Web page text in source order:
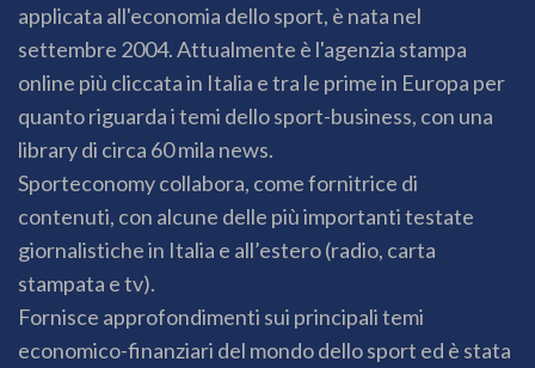
applicata all'economia dello sport, è nata nel
settembre 2004. Attualmente è l'agenzia stampa
online più cliccata in Italia e tra le prime in Europa per
quanto riguarda i temi dello sport-business, con una
library di circa 60 mila news.
Sporteconomy collabora, come fornitrice di
contenuti, con alcune delle più importanti testate
giornalistiche in Italia e all’estero (radio, carta
stampata e tv).
Fornisce approfondimenti sui principali temi
economico-finanziari del mondo dello sport ed è stata